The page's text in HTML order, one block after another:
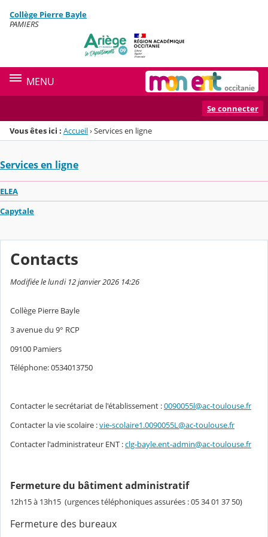
Menu de la rubrique
Contenu
Collège Pierre Bayle
PAMIERS
MENU
Se connecter
Vous êtes ici : Accueil›Services en ligne
Services en ligne
ELEA
Capytale
Contacts
Modifiée le lundi 12 janvier 2026 14:26
Collège Pierre Bayle
3 avenue du 9° RCP
09100 Pamiers
Téléphone: 0534013750
Contacter le secrétariat de l'établissement :0090055l@ac-toulouse.fr
Contacter la vie scolaire :vie-scolaire1.0090055L@ac-toulouse.fr
Contacter l'administrateur ENT :clg-bayle.ent-admin@ac-toulouse.fr
Fermeture du bâtiment administratif
12h15 à 13h15 (urgences téléphoniques assurées : 05 34 01 37 50)
Fermeture des bureaux